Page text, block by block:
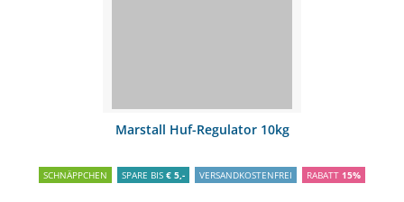
Marstall Huf-Regulator 10kg
SCHNÄPPCHEN SPARE BIS € 5,- VERSANDKOSTENFREI RABATT 15%